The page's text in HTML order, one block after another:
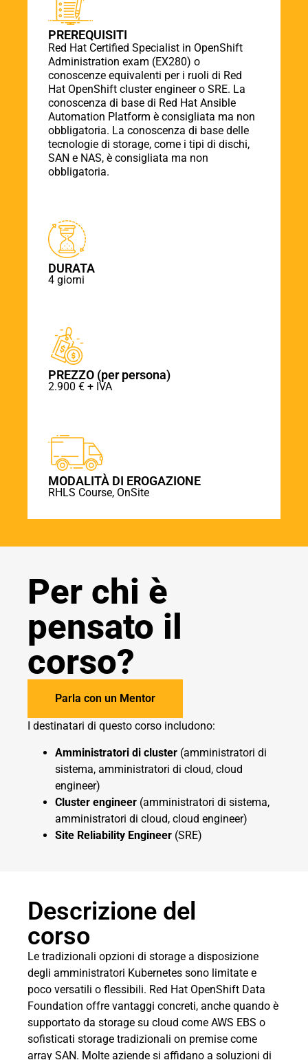
PREREQUISITI
Red Hat Certified Specialist in OpenShift
Administration exam (EX280) o
conoscenze equivalenti per i ruoli di Red
Hat OpenShift cluster engineer o SRE. La
conoscenza di base di Red Hat Ansible
Automation Platform è consigliata ma non
obbligatoria. La conoscenza di base delle
tecnologie di storage, come i tipi di dischi,
SAN e NAS, è consigliata ma non
obbligatoria.
DURATA
4 giorni
PREZZO (per persona)
2.900 € + IVA
MODALITÀ DI EROGAZIONE
RHLS Course, OnSite
Per chi è
pensato il
corso?
Parla con un Mentor
I destinatari di questo corso includono:
Amministratori di cluster (amministratori di
sistema, amministratori di cloud, cloud
engineer)
Cluster engineer (amministratori di sistema,
amministratori di cloud, cloud engineer)
Site Reliability Engineer (SRE)
Descrizione del
corso
Le tradizionali opzioni di storage a disposizione
degli amministratori Kubernetes sono limitate e
poco versatili o flessibili. Red Hat OpenShift Data
Foundation offre vantaggi concreti, anche quando è
supportato da storage su cloud come AWS EBS o
sofisticati storage tradizionali on premise come
array SAN. Molte aziende si affidano a soluzioni di